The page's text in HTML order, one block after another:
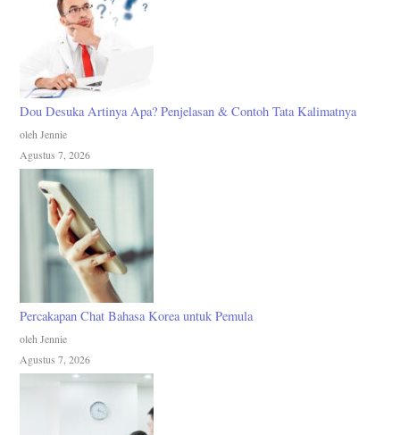
Dou Desuka Artinya Apa? Penjelasan & Contoh Tata Kalimatnya
oleh Jennie
Agustus 7, 2026
Percakapan Chat Bahasa Korea untuk Pemula
oleh Jennie
Agustus 7, 2026